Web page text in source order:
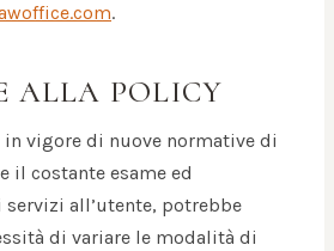
.
ALLA POLICY
in vigore di nuove normative di
il costante esame ed
all’utente, potrebbe
di variare le modalità di